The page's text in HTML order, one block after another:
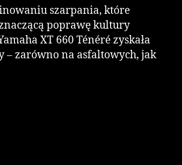
szarpania, które
poprawę kultury
XT 660 Ténéré zyskała
– zarówno na asfaltowych, jak